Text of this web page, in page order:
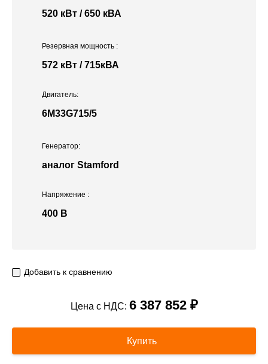
520 кВт / 650 кВА
Двигатель:
6M33G715/5
Напряжение :
400 В
Резервная мощность :
572 кВт / 715кВА
Генератор:
аналог Stamford
Добавить к сравнению
Цена с НДС: 6 387 852 ₽
Купить